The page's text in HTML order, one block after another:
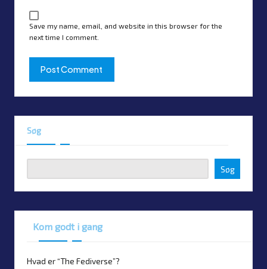
Save my name, email, and website in this browser for the
next time I comment.
Søg
Søg
Kom godt i gang
Hvad er “The Fediverse”?